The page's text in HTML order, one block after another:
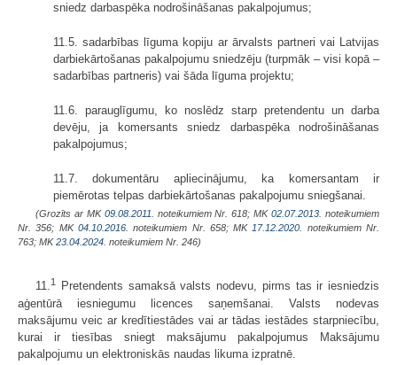
sniedz darbaspēka nodrošināšanas pakalpojumus;
11.5. sadarbības līguma kopiju ar ārvalsts partneri vai Latvijas
darbiekārtošanas pakalpojumu sniedzēju (turpmāk – visi kopā –
sadarbības partneris) vai šāda līguma projektu;
11.6. parauglīgumu, ko noslēdz starp pretendentu un darba
devēju, ja komersants sniedz darbaspēka nodrošināšanas
pakalpojumus;
11.7. dokumentāru apliecinājumu, ka komersantam ir
piemērotas telpas darbiekārtošanas pakalpojumu sniegšanai.
(Grozīts ar MK 09.08.2011. noteikumiem Nr. 618; MK02.07.2013. noteikumiem
Nr. 356; MK 04.10.2016. noteikumiem Nr. 658; MK 17.12.2020.
noteikumiem Nr.
763; MK23.04.2024. noteikumiem Nr. 246)
11.1
Pretendents samaksā valsts nodevu, pirms tas ir iesniedzis
aģentūrā iesniegumu licences saņemšanai. Valsts nodevas
maksājumu veic ar kredītiestādes vai ar tādas iestādes starpniecību,
kurai ir tiesības sniegt maksājumu pakalpojumus Maksājumu
pakalpojumu un elektroniskās naudas likuma izpratnē.